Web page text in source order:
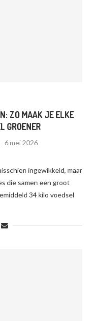
ZO MAAK JE ELKE
GROENER
6 mei 2026
ingewikkeld, maar
die samen een groot
34 kilo voedsel